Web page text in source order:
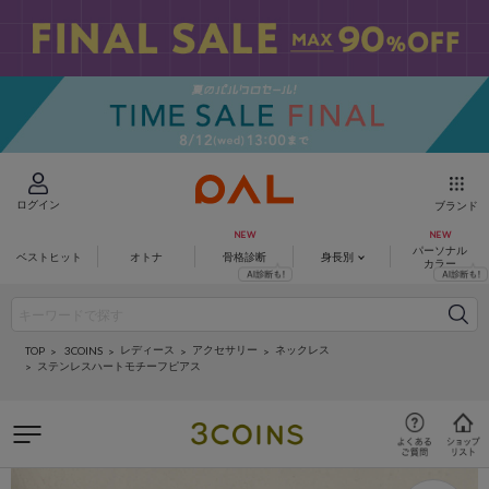
ログイン ブランド
ベストヒット オトナ 骨格診断 身長別
パーソナル
カラー
TOP 3COINS レディース アクセサリー
ネックレス
ステンレスハートモチーフピアス